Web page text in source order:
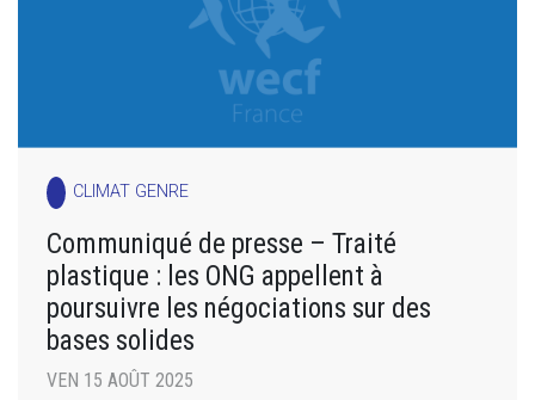
CLIMAT GENRE
Communiqué de presse – Traité
plastique : les ONG appellent à
poursuivre les négociations sur des
bases solides
VEN 15 AOÛT 2025